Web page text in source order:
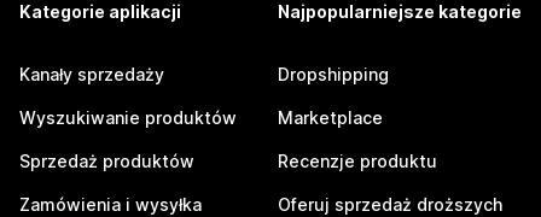
Kategorie aplikacji
Kanały sprzedaży
Wyszukiwanie produktów
Sprzedaż produktów
Zamówienia i wysyłka
Najpopularniejsze kategorie
Dropshipping
Marketplace
Recenzje produktu
Oferuj sprzedaż droższych